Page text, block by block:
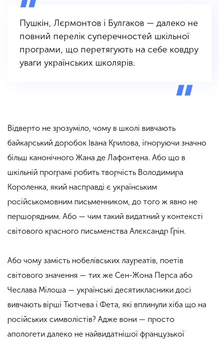
Пушкін, Лєрмонтов і Булгаков — далеко не
повний перелік суперечностей шкільної
програми, що перетягують на себе ковдру
уваги українських школярів.
Відверто не зрозуміло, чому в школі вивчають
байкарський доробок Івана Крилова, ігноруючи значно
більш канонічного Жана де Лафонтена. Або що в
шкільній програмі робить творчість Володимира
Короленка, який насправді є українським
російськомовним письменником, до того ж явно не
першорядним. Або — чим такий видатний у контексті
світового красного письменства Алєксандр Грін.
Або чому замість нобелівських лауреатів, поетів
світового значення — тих же Сен-Жона Перса або
Чеслава Мілоша — українські десятикласники досі
вивчають вірші Тютчева і Фета, які вплинули хіба що на
російських символістів? Адже вони — просто
апологети далеко не найвидатнішої французької